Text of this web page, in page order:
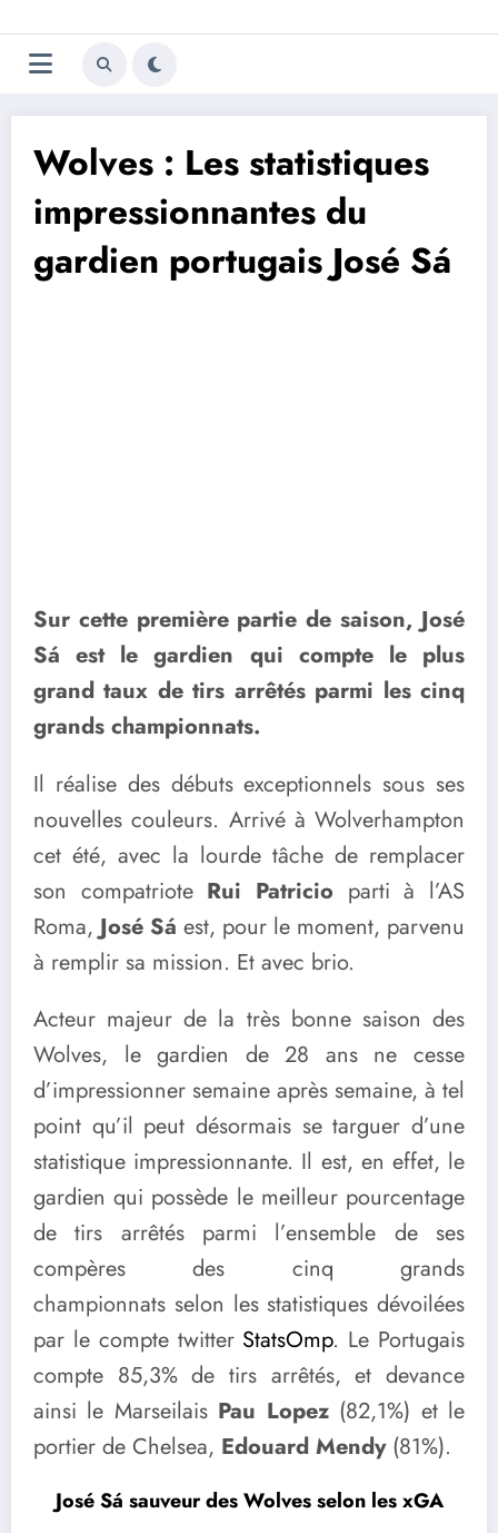
au
contenu
Trivela
L'actualité du football
Wolves : Les statistiques
impressionnantes du
gardien portugais José Sá
Sur cette première partie de saison, José
Sá est le gardien qui compte le plus
grand taux de tirs arrêtés parmi les cinq
grands championnats.
Il réalise des débuts exceptionnels sous ses
nouvelles couleurs. Arrivé à Wolverhampton
cet été, avec la lourde tâche de remplacer
son compatriote Rui Patricio parti à l’AS
Roma, José Sá est, pour le moment, parvenu
à remplir sa mission. Et avec brio.
Acteur majeur de la très bonne saison des
Wolves, le gardien de 28 ans ne cesse
d’impressionner semaine après semaine, à tel
point qu’il peut désormais se targuer d’une
statistique impressionnante. Il est, en effet, le
gardien qui possède le meilleur pourcentage
de tirs arrêtés parmi l’ensemble de ses
compères des cinq grands
championnats selon les statistiques dévoilées
par le compte twitter StatsOmp. Le Portugais
compte 85,3% de tirs arrêtés, et devance
ainsi le Marseilais Pau Lopez(82,1%) et le
portier de Chelsea, Edouard Mendy(81%).
José Sá sauveur des Wolves selon les xGA